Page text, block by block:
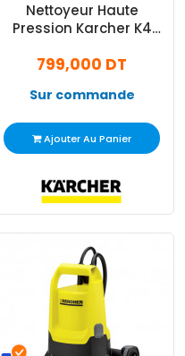
Nettoyeur Haute
Pression Karcher K4
300.0
799,000 DT
Sur commande
Ajouter Au Panier